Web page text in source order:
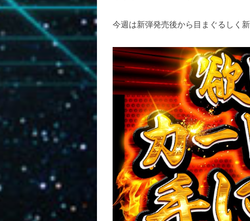
今週は新弾発売後から目まぐるしく